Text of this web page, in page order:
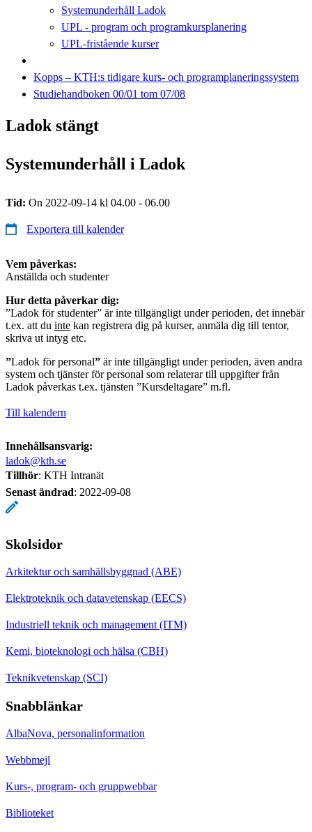
Systemunderhåll Ladok
UPL - program och programkursplanering
UPL-fristående kurser
Kopps – KTH:s tidigare kurs- och programplaneringssystem
Studiehandboken 00/01 tom 07/08
Ladok stängt
Systemunderhåll i Ladok
Tid: On 2022-09-14 kl 04.00 - 06.00
Exportera till kalender
Vem påverkas:
Anställda och studenter
Hur detta påverkar dig:
”Ladok för studenter” är inte tillgängligt under perioden, det innebär
t.ex. att du inte kan registrera dig på kurser, anmäla dig till tentor,
skriva ut intyg etc.
”Ladok för personal” är inte tillgängligt under perioden, även andra
system och tjänster för personal som relaterar till uppgifter från
Ladok påverkas t.ex. tjänsten ”Kursdeltagare” m.fl.
Till kalendern
Innehållsansvarig:
ladok@kth.se
Tillhör: KTH Intranät
Senast ändrad: 2022-09-08
Skolsidor
Arkitektur och samhällsbyggnad (ABE)
Elektroteknik och datavetenskap (EECS)
Industriell teknik och management (ITM)
Kemi, bioteknologi och hälsa (CBH)
Teknikvetenskap (SCI)
Snabblänkar
AlbaNova, personalinformation
Webbmejl
Kurs-, program- och gruppwebbar
Biblioteket